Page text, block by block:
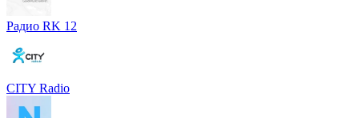
Радио RK 12
CITY Radio